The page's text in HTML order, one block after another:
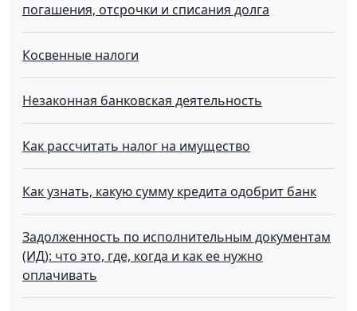
погашения, отсрочки и списания долга
Косвенные налоги
Незаконная банковская деятельность
Как рассчитать налог на имущество
Как узнать, какую сумму кредита одобрит банк
Задолженность по исполнительным документам
(ИД): что это, где, когда и как ее нужно
оплачивать